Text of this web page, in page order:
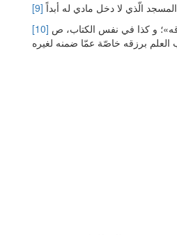
[9]
[10]